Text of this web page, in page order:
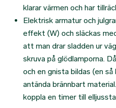
klarar värmen och har
Elektrisk armatur och
effekt (W) och släckas
att man drar sladden ur
skruva på glödlamporna.
och en gnista bildas (en så
antända brännbart
koppla en timer till